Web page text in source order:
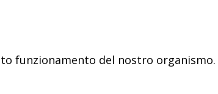
funzionamento del nostro organismo.